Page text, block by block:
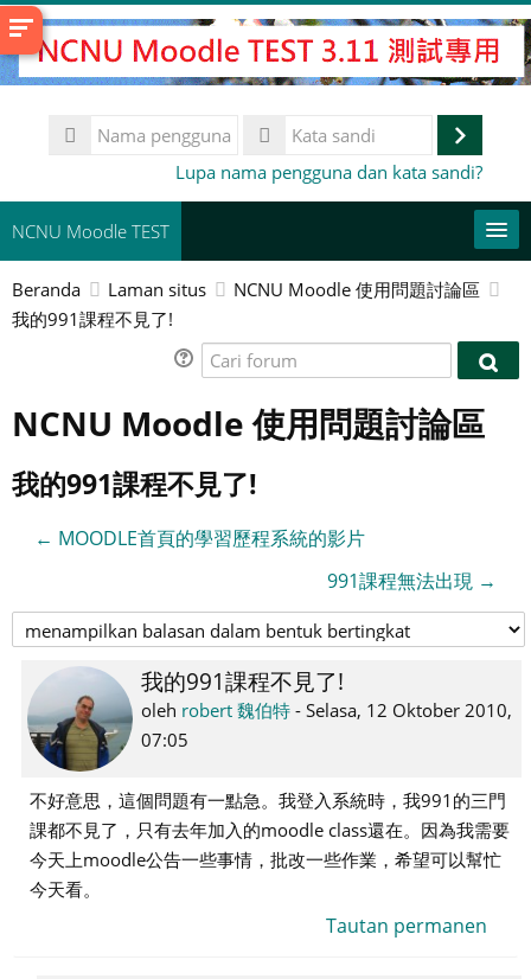
Lewati
ke
konten
Nama
pengguna
Masuk
Lupa nama pengguna dan kata sandi?
NCNU Moodle TEST
常用連結
Bahasa Indonesia ‎(id)‎
kursus
Beranda Laman situs
NCNU Moodle 使用問題討論區
我的991課程不見了!
Cari
Cari
NCNU Moodle 使用問題討論區
我的991課程不見了!
← MOODLE首頁的學習歷程系統的影片
991課程無法出現 →
我的991課程不見了!
oleh robert 魏伯特- Selasa, 12 Oktober 2010,
07:05
Jumlah
balasan:
1
不好意思，這個問題有一點急。我登入系統時，我991的三門
課都不見了，只有去年加入的moodle class還在。因為我需要
今天上moodle公告一些事情，批改一些作業，希望可以幫忙
今天看。
Tautan permanen